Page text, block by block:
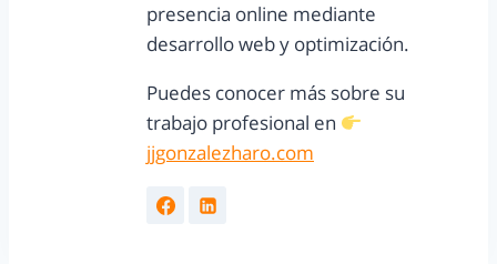
presencia online mediante
desarrollo web y optimización.
Puedes conocer más sobre su
trabajo profesional en
jjgonzalezharo.com